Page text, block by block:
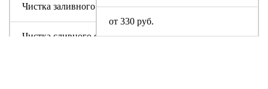
от 330 руб.
Чистка заливного фильтра
Чистка сливного фильтра